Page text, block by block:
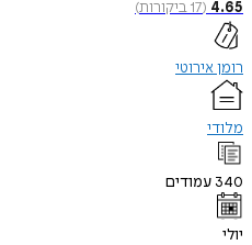
4.65
(
17ביקורות)
רומן אירוטי
מלודי
340 עמודים
יולי